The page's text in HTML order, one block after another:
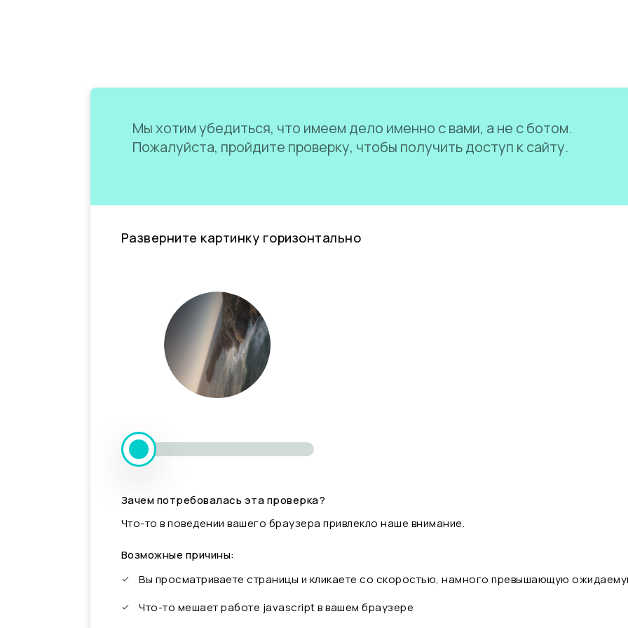
Мы хотим убедиться, что имеем дело именно с вами, а не с ботом.
Пожалуйста, пройдите проверку, чтобы получить доступ к сайту.
Разверните картинку горизонтально
Зачем потребовалась эта проверка?
Что-то в поведении вашего браузера привлекло наше внимание.
Возможные причины:
Вы просматриваете страницы и кликаете со скоростью, намного превышающую
Что-то мешает работе javascript в вашем браузере